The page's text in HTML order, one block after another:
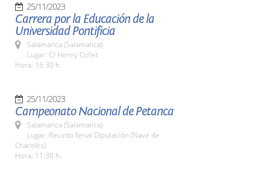
25/11/2023
Carrera por la Educación de la
Universidad Pontificia
Salamanca (Salamanca)
Lugar: C/ Henry Collet
Hora: 16:30 h.
25/11/2023
Campeonato Nacional de Petanca
Salamanca (Salamanca)
Lugar: Recinto ferial Diputación (Nave de
Charolés)
Hora: 11:30 h.